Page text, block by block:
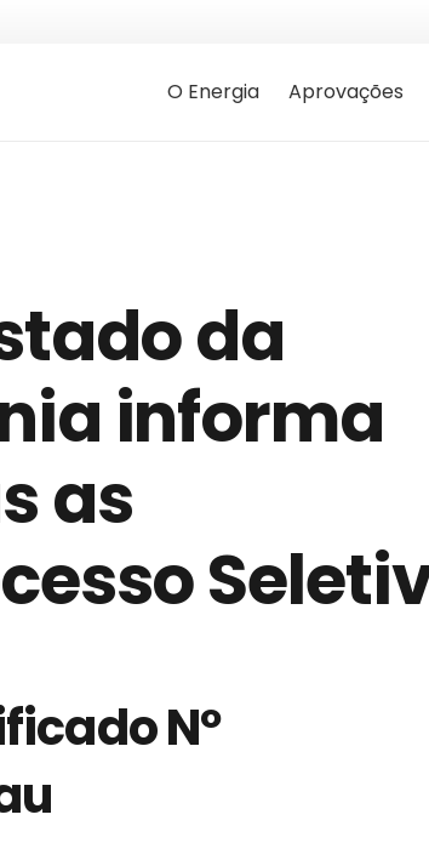
O Energia Aprovações
da
informa
as
Nº